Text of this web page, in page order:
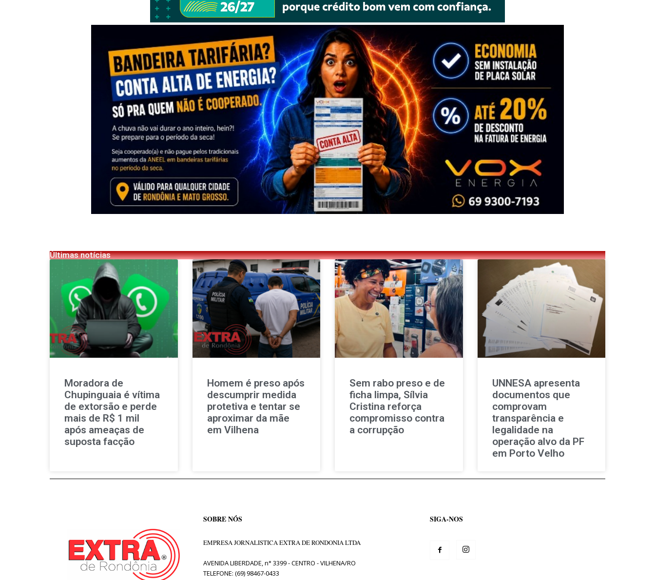
Últimas notícias
Moradora de
Chupinguaia é vítima
de extorsão e perde
mais de R$ 1 mil
após ameaças de
suposta facção
Homem é preso após
descumprir medida
protetiva e tentar se
aproximar da mãe
em Vilhena
Sem rabo preso e de
ficha limpa, Sílvia
Cristina reforça
compromisso contra
a corrupção
UNNESA apresenta
documentos que
comprovam
transparência e
legalidade na
operação alvo da PF
em Porto Velho
SOBRE NÓS
EMPRESA JORNALISTICA EXTRA DE RONDONIA LTDA
AVENIDA LIBERDADE, n° 3399 - CENTRO - VILHENA/RO
TELEFONE: (69) 98467-0433
SIGA-NOS